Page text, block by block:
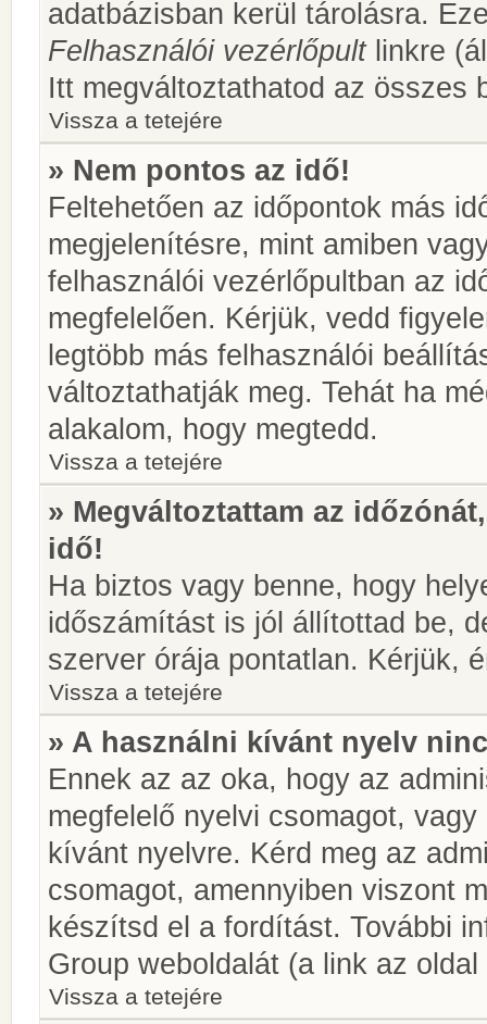
adatbázisban kerül tárolásra.
Felhasználói vezérlőpultlinkre
Itt megváltoztathatod az összes
Vissza a tetejére
» Nem pontos az idő!
Feltehetően az időpontok más
megjelenítésre, mint amiben
felhasználói vezérlőpultban az
megfelelően. Kérjük, vedd
legtöbb más felhasználói
változtathatják meg. Tehát ha
alakalom, hogy megtedd.
Vissza a tetejére
» Megváltoztattam az
idő!
Ha biztos vagy benne, hogy
időszámítást is jól állítottad be,
szerver órája pontatlan. Kérjük,
Vissza a tetejére
» A használni kívánt nyelv
Ennek az az oka, hogy az
megfelelő nyelvi csomagot,
kívánt nyelvre. Kérd meg az
csomagot, amennyiben viszont
készítsd el a fordítást. További
Group weboldalát (a link az
Vissza a tetejére